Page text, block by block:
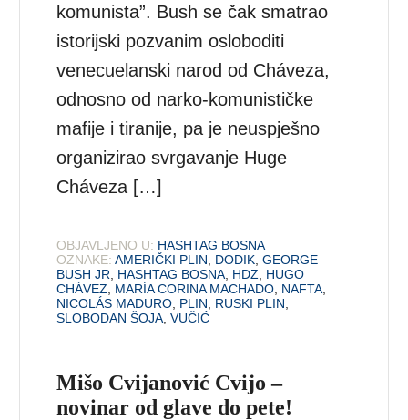
komunista”. Bush se čak smatrao
istorijski pozvanim osloboditi
venecuelanski narod od Cháveza,
odnosno od narko-komunističke
mafije i tiranije, pa je neuspješno
organizirao svrgavanje Huge
Cháveza […]
OBJAVLJENO U: HASHTAG BOSNA
OZNAKE: AMERIČKI PLIN DODIK ,GEORGE
BUSH JR
HASHTAG BOSNA HDZ
HUGO
CHÁVEZ
MARÍA CORINA MACHADO NAFTA
NICOLÁS MADURO PLIN RUSKI PLIN
SLOBODAN ŠOJA ,VUČIĆ
Mišo Cvijanović Cvijo –
novinar od glave do pete!